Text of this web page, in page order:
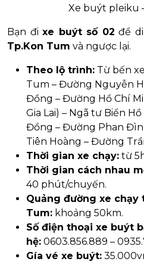
Xe buýt pleiku
Bạn đixe buýt số 02 để
Tp.Kon Tum và ngược lại.
Theo lộ trình: Từ bến
Tum – Đường Nguyễn
Đồng – Đường Hồ Chí
Gia Lai) – Ngã tư Biển
Đồng – Đường Phan
Tiên Hoàng – Đường
Thời gian xe chạy: từ
Thời gian cách nhau
40 phút/chuyến.
Quảng đường xe chạy
Tum: khoảng 50km.
Số điện thoại xe buýt
hệ: 0603.856.889 –
Gía vé xe buýt: